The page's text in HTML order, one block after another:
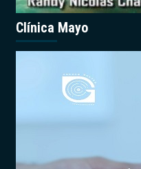
Clínica Mayo